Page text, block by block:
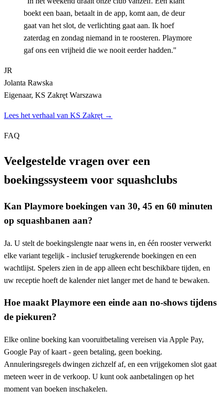
boekt een baan, betaalt in de app, komt aan, de deur
gaat van het slot, de verlichting gaat aan. Ik hoef
zaterdag en zondag niemand in te roosteren. Playmore
gaf ons een vrijheid die we nooit eerder hadden."
JR
Jolanta Rawska
Eigenaar, KS Zakręt Warszawa
Lees het verhaal van KS Zakręt →
FAQ
Veelgestelde vragen over een
boekingssysteem voor squashclubs
Kan Playmore boekingen van 30, 45 en 60 minuten
op squashbanen aan?
Ja. U stelt de boekingslengte naar wens in, en één rooster verwerkt
elke variant tegelijk - inclusief terugkerende boekingen en een
wachtlijst. Spelers zien in de app alleen echt beschikbare tijden, en
uw receptie hoeft de kalender niet langer met de hand te bewaken.
Hoe maakt Playmore een einde aan no-shows tijdens
de piekuren?
Elke online boeking kan vooruitbetaling vereisen via Apple Pay,
Google Pay of kaart - geen betaling, geen boeking.
Annuleringsregels dwingen zichzelf af, en een vrijgekomen slot gaat
meteen weer in de verkoop. U kunt ook aanbetalingen op het
moment van boeken inschakelen.